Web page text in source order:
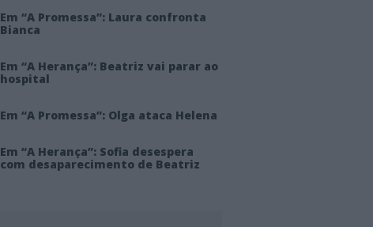
Em “A Promessa”: Laura confronta
Bianca
Em “A Herança”: Beatriz vai parar ao
hospital
Em “A Promessa”: Olga ataca Helena
Em “A Herança”: Sofia desespera
com desaparecimento de Beatriz